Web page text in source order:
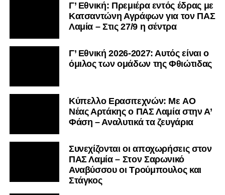
Γ’ Εθνική: Πρεμιέρα εντός έδρας με
Κατσαντώνη Αγράφων για τον ΠΑΣ
Λαμία – Στις 27/9 η σέντρα
Γ’ Εθνική 2026-2027: Αυτός είναι ο
όμιλος των ομάδων της Φθιώτιδας
Kύπελλο Ερασιτεχνών: Με AO
Nέας Αρτάκης ο ΠΑΣ Λαμία στην Α’
Φάση – Αναλυτικά τα ζευγάρια
Συνεχίζονται οι αποχωρήσεις στον
ΠΑΣ Λαμία – Στον Σαρωνικό
Αναβύσσου οι Τρούμπουλος και
Στάγκος